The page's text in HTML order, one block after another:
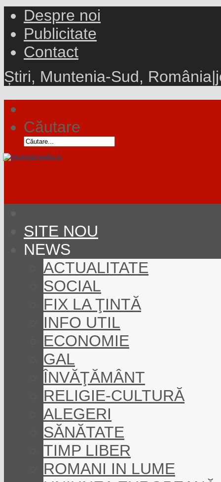
Despre noi
Publicitate
Contact
Știri, Muntenia-Sud, România|
Căutare
SITE NOU
NEWS
ACTUALITATE
SOCIAL
FIX LA ŢINTĂ
INFO UTIL
ECONOMIE
GAL
ÎNVĂŢĂMÂNT
RELIGIE-CULTURĂ
ALEGERI
SĂNĂTATE
TIMP LIBER
ROMANI IN LUME